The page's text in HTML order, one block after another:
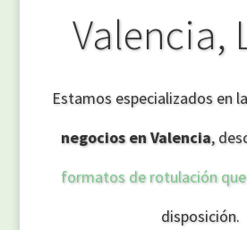
Valencia,
Estamos especializados en la
negocios en Valencia,
formatos de rotulación
disposición.